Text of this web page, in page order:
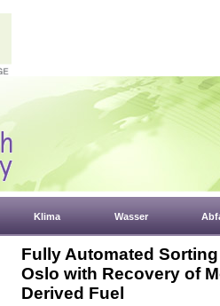
Klima Wasser
Fully Automated
Oslo with Recovery of
Derived Fuel